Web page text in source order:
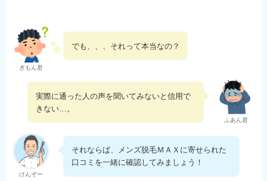
ぎもん君
でも、、、それって本当なの？
ふあん君
実際に通った人の声を聞いてみないと信用で
きない…。
けんぞー
それならば、メンズ脱毛ＭＡＸに寄せられた
口コミを一緒に確認してみましょう！